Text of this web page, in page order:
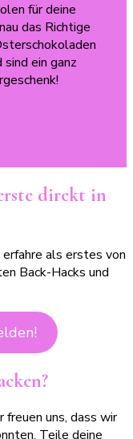
für deine
das Richtige
ein ganz
direkt in
als erstes von
Back-Hacks und
uns, dass wir
Teile deine